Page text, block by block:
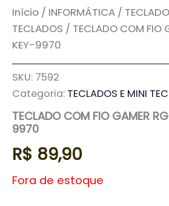
Início / INFORMÁTICA /
TECLADOS / TECLADO COM FIO
KEY-9970
SKU: 7592
Categoria: TECLADOS E MINI
TECLADO COM FIO GAMER
9970
R$ 89,90
Fora de estoque